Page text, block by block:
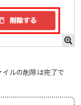
ルの削除は完了で